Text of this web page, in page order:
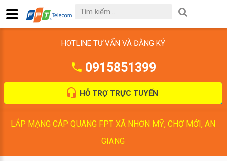
HOTLINE TƯ VẤN VÀ ĐĂNG KÝ
0915851399
HỖ TRỢ TRỰC TUYẾN
LẮP MẠNG CÁP QUANG FPT XÃ NHƠN MỸ, CHỢ MỚI, AN
GIANG